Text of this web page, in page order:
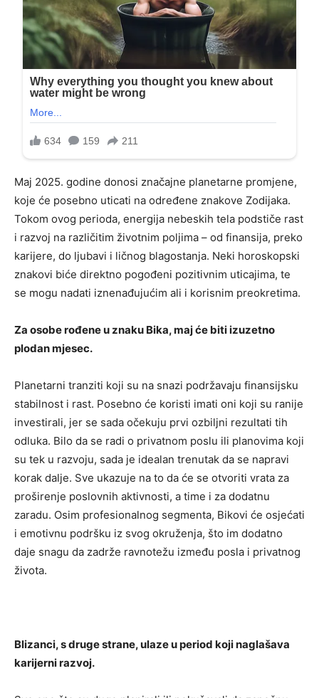
Maj 2025. godine donosi značajne planetarne promjene,
koje će posebno uticati na određene znakove Zodijaka.
Tokom ovog perioda, energija nebeskih tela podstiče rast
i razvoj na različitim životnim poljima – od finansija, preko
karijere, do ljubavi i ličnog blagostanja. Neki horoskopski
znakovi biće direktno pogođeni pozitivnim uticajima, te
se mogu nadati iznenađujućim ali i korisnim preokretima.
Za osobe rođene u znaku Bika, maj će biti izuzetno
plodan mjesec.
Planetarni tranziti koji su na snazi podržavaju finansijsku
stabilnost i rast. Posebno će koristi imati oni koji su ranije
investirali, jer se sada očekuju prvi ozbiljni rezultati tih
odluka. Bilo da se radi o privatnom poslu ili planovima koji
su tek u razvoju, sada je idealan trenutak da se napravi
korak dalje. Sve ukazuje na to da će se otvoriti vrata za
proširenje poslovnih aktivnosti, a time i za dodatnu
zaradu. Osim profesionalnog segmenta, Bikovi će osjećati
i emotivnu podršku iz svog okruženja, što im dodatno
daje snagu da zadrže ravnotežu između posla i privatnog
života.
Blizanci, s druge strane, ulaze u period koji naglašava
karijerni razvoj.